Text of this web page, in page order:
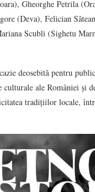
Gheorghe Petrila
(Deva), Felician
Scubli (Sighetu
deosebită pentru
culturale ale României și
tradițiilor locale,